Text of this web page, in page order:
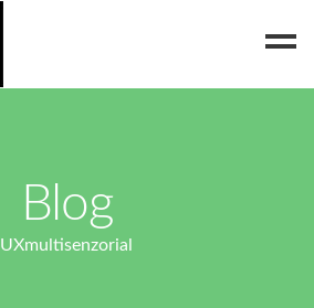
Blog
UXmultisenzorial